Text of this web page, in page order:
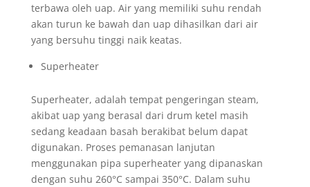
terbawa oleh uap. Air yang memiliki suhu rendah
akan turun ke bawah dan uap dihasilkan dari air
yang bersuhu tinggi naik keatas.
Superheater
Superheater, adalah tempat pengeringan steam,
akibat uap yang berasal dari drum ketel masih
sedang keadaan basah berakibat belum dapat
digunakan. Proses pemanasan lanjutan
menggunakan pipa superheater yang dipanaskan
dengan suhu 260°C sampai 350°C. Dalam suhu